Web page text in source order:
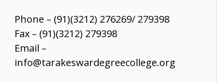
Phone – (91)(3212) 276269/ 279398
Fax – (91)(3212) 279398
Email –
info@tarakeswardegreecollege.org